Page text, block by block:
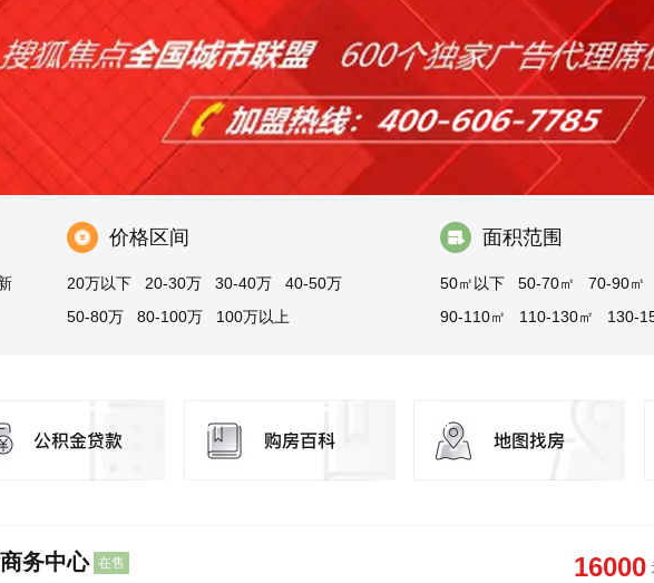
价格区间
20万以下 20-30万 30-40万
40-50万
50-80万
80-100万 100万以上
面积范围
50㎡以下 50-70㎡
70-90㎡
90-110㎡
110-130㎡
130-
务中心 在售 16000